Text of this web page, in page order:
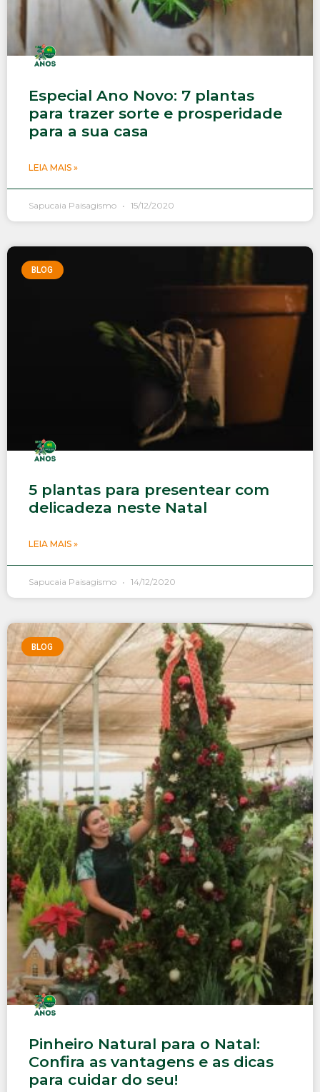
Especial Ano Novo: 7 plantas
para trazer sorte e prosperidade
para a sua casa
LEIA MAIS »
Sapucaia Paisagismo 15/12/2020
BLOG
5 plantas para presentear com
delicadeza neste Natal
LEIA MAIS »
Sapucaia Paisagismo 14/12/2020
BLOG
Pinheiro Natural para o Natal:
Confira as vantagens e as dicas
para cuidar do seu!